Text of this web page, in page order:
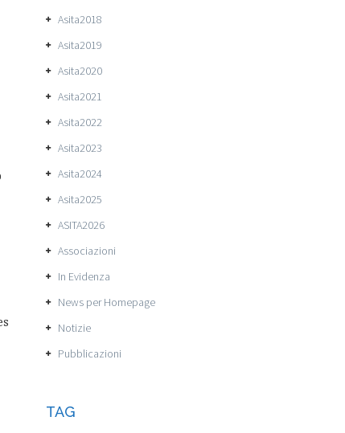
Asita2018
Asita2019
Asita2020
Asita2021
Asita2022
Asita2023
Asita2024
Asita2025
ASITA2026
Associazioni
In Evidenza
News per Homepage
Notizie
Pubblicazioni
TAG